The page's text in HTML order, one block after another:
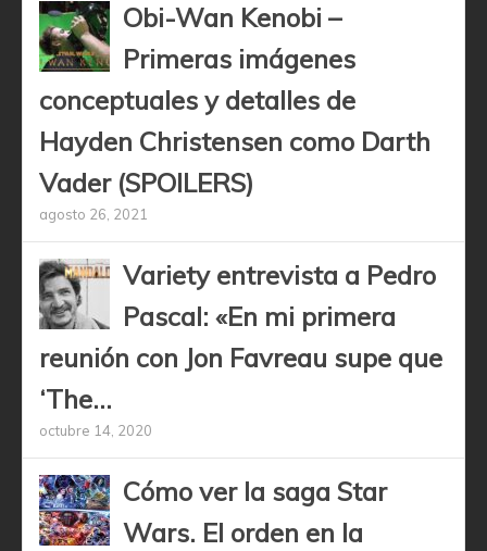
Obi-Wan Kenobi –
Primeras imágenes
conceptuales y detalles de
Hayden Christensen como Darth
Vader (SPOILERS)
agosto 26, 2021
Variety entrevista a Pedro
Pascal: «En mi primera
reunión con Jon Favreau supe que
‘The...
octubre 14, 2020
Cómo ver la saga Star
Wars. El orden en la